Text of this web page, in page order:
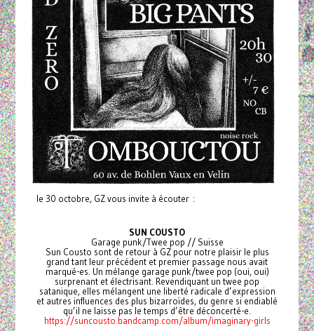
le 30 octobre, GZ vous invite à écouter :
SUN COUSTO
Garage punk/Twee pop // Suisse
Sun Cousto sont de retour à GZ pour notre plaisir le plus
grand tant leur précédent et premier passage nous avait
marqué-es. Un mélange garage punk/twee pop (oui, oui)
surprenant et électrisant. Revendiquant un twee pop
satanique, elles mélangent une liberté radicale d’expression
et autres influences des plus bizarroïdes, du genre si endiablé
qu’il ne laisse pas le temps d’être déconcerté-e.
https://suncousto.bandcamp.com/album/imaginary-girls